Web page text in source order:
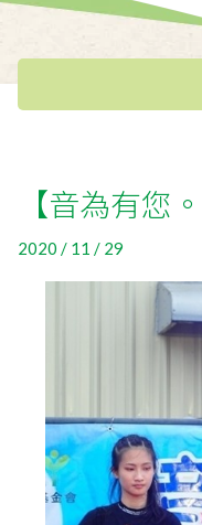
【音為有您
2020 / 11 / 29